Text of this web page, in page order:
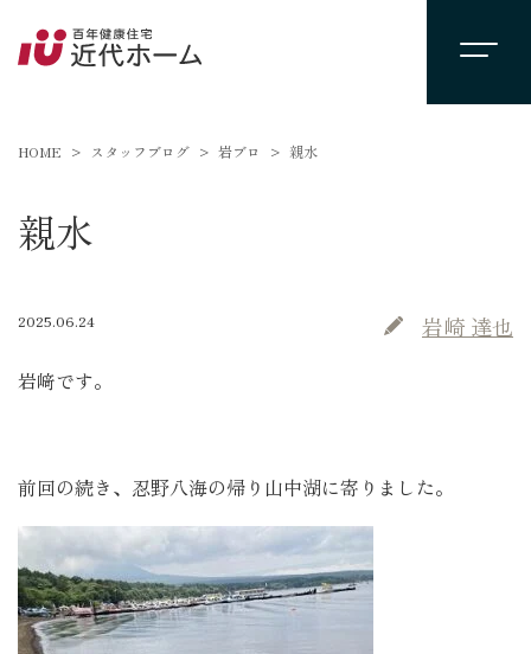
HOME スタッフブログ 岩ブロ 親水
親水
2025.06.24 岩崎 達也
岩﨑です。
前回の続き、忍野八海の帰り山中湖に寄りました。